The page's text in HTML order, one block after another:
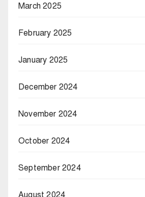
March 2025
February 2025
January 2025
December 2024
November 2024
October 2024
September 2024
August 2024